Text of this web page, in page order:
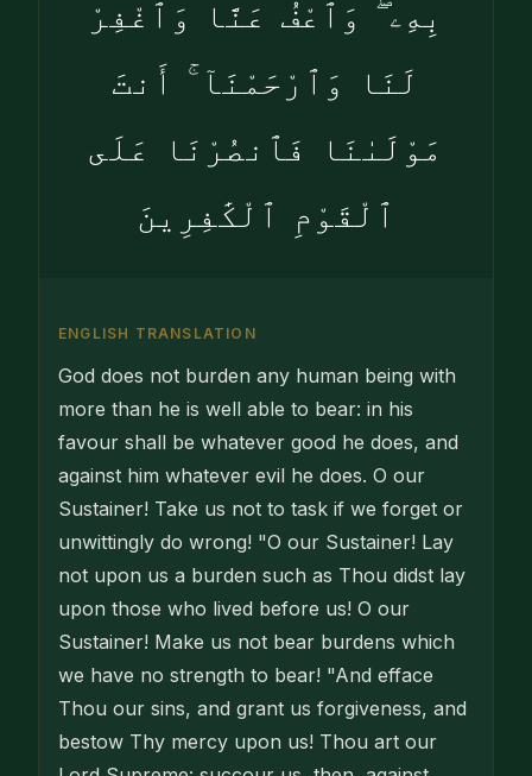
بِهِۦ ۖ وَٱعْفُ عَنَّا وَٱغْفِرْ
لَنَا وَٱرْحَمْنَآ ۚ أَنتَ
مَوْلَىٰنَا فَٱنصُرْنَا عَلَى
ٱلْقَوْمِ ٱلْكَٰفِرِينَ
ENGLISH TRANSLATION
God does not burden any human being with
more than he is well able to bear: in his
favour shall be whatever good he does, and
against him whatever evil he does. O our
Sustainer! Take us not to task if we forget or
unwittingly do wrong! "O our Sustainer! Lay
not upon us a burden such as Thou didst lay
upon those who lived before us! O our
Sustainer! Make us not bear burdens which
we have no strength to bear! "And efface
Thou our sins, and grant us forgiveness, and
bestow Thy mercy upon us! Thou art our